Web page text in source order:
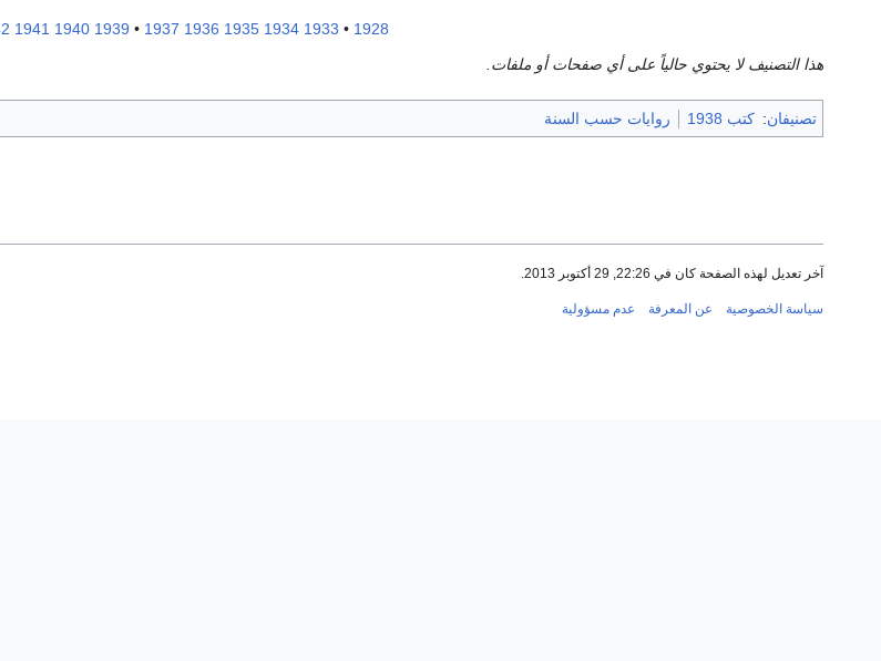
1928
•
1933
1934
1935
1936
1937
•
1939
1940
1941
هذا التصنيف لا يحتوي حالياً على أي صفحات أو ملفات.
تصنيفان: كتب 1938 روايات حسب السنة
آخر تعديل لهذه الصفحة كان في 22:26, 29 أكتوبر 2013.
سياسة الخصوصية عن المعرفة عدم مسؤولية